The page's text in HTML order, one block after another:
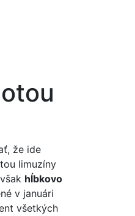
že ide
limuzíny
hĺbkovo
v januári
všetkých